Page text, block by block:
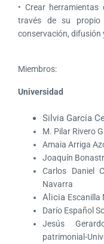
• Crear
través de su propio
conservación, difusión
Miembros:
Universidad
Silvia García
M. Pilar Rivero
Amaia Arriga
Joaquín
Carlos Daniel
Navarra
Alicia Escanilla
Darío Español
Jesús
patrimonial-